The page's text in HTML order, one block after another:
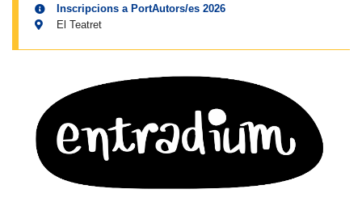
Inscripcions a PortAutors/es 2026
El Teatret